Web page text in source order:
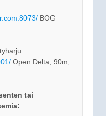
BOG
Open Delta, 90m,
tai